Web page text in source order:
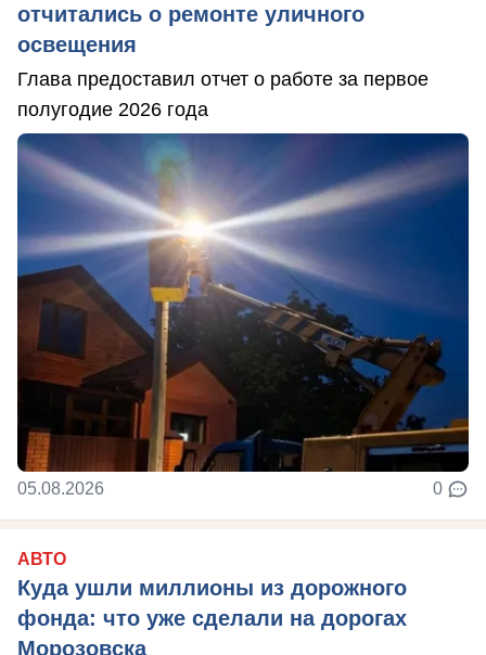
отчитались о ремонте уличного
освещения
Глава предоставил отчет о работе за первое
полугодие 2026 года
05.08.2026 0
АВТО
Куда ушли миллионы из дорожного
фонда: что уже сделали на дорогах
Морозовска